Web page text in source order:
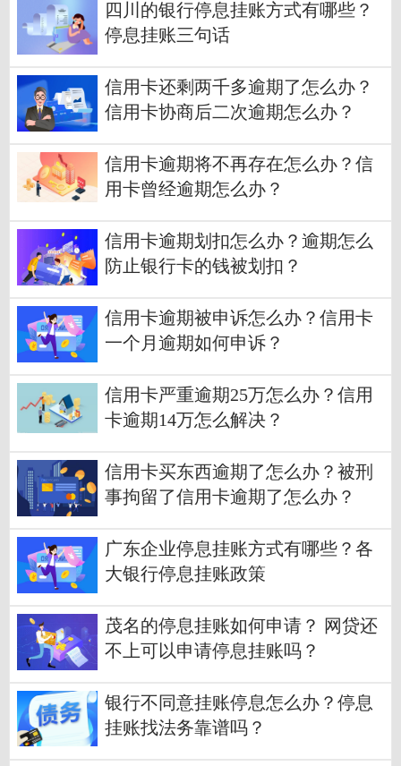
四川的银行停息挂账方式有哪些？
停息挂账三句话
信用卡还剩两千多逾期了怎么办？
信用卡协商后二次逾期怎么办？
信用卡逾期将不再存在怎么办？信
用卡曾经逾期怎么办？
信用卡逾期划扣怎么办？逾期怎么
防止银行卡的钱被划扣？
信用卡逾期被申诉怎么办？信用卡
一个月逾期如何申诉？
信用卡严重逾期25万怎么办？信用
卡逾期14万怎么解决？
信用卡买东西逾期了怎么办？被刑
事拘留了信用卡逾期了怎么办？
广东企业停息挂账方式有哪些？各
大银行停息挂账政策
茂名的停息挂账如何申请？ 网贷还
不上可以申请停息挂账吗？
银行不同意挂账停息怎么办？停息
挂账找法务靠谱吗？